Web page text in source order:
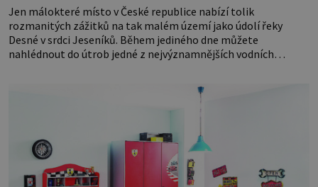
Jen málokteré místo v České republice nabízí tolik
rozmanitých zážitků na tak malém území jako údolí řeky
Desné v srdci Jeseníků. Během jediného dne můžete
nahlédnout do útrob jedné z nejvýznamnějších vodních